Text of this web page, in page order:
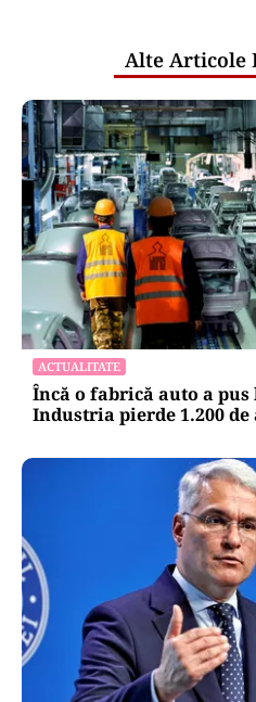
Alte Articole
ACTUALITATE
Încă o fabrică auto a
Industria pierde 1.200